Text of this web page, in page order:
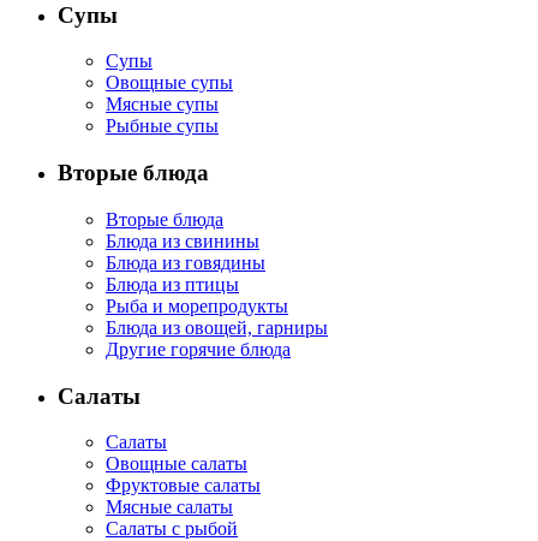
Супы
Супы
Овощные супы
Мясные супы
Рыбные супы
Вторые блюда
Вторые блюда
Блюда из свинины
Блюда из говядины
Блюда из птицы
Рыба и морепродукты
Блюда из овощей, гарниры
Другие горячие блюда
Салаты
Салаты
Овощные салаты
Фруктовые салаты
Мясные салаты
Салаты с рыбой